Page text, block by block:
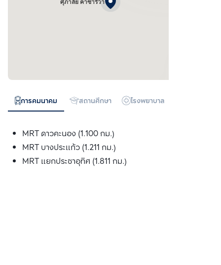
ศุภาลัย คาซาริวา
การคมนาคม สถานศึกษา โรงพยาบาล
MRT ดาวคะนอง (1.100 กม.)
MRT บางประแก้ว (1.211 กม.)
MRT แยกประชาอุทิศ (1.811 กม.)